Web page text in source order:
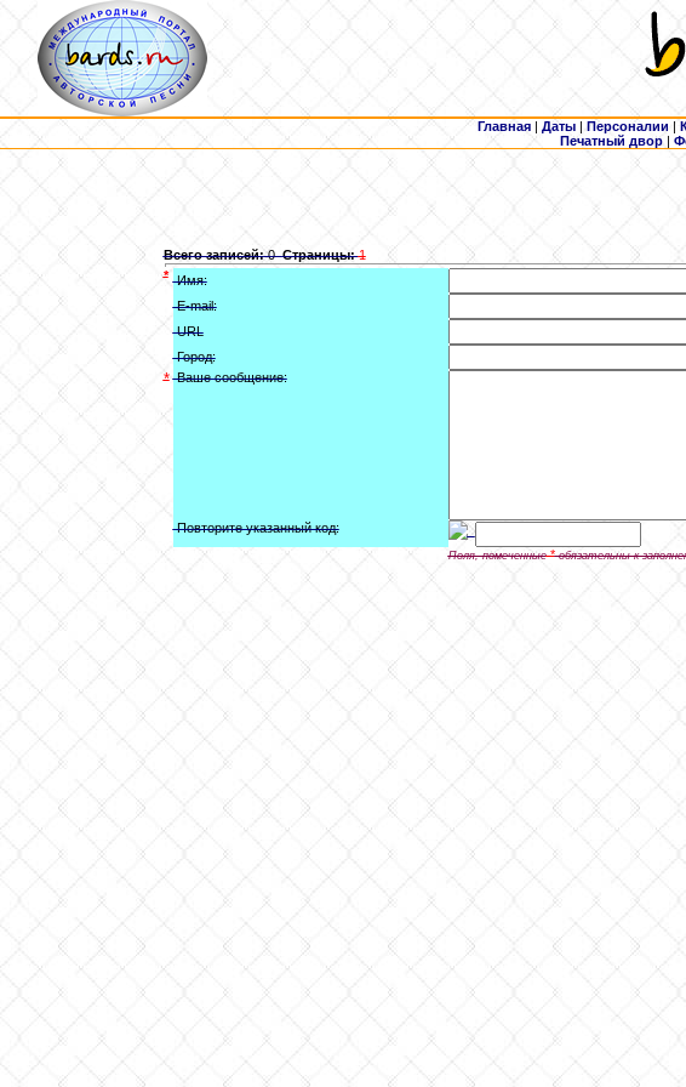
Главная | Даты | Персоналии |
Печатный двор |
Всего записей:0Страницы:1
* Имя:
E-mail:
URL
Город:
* Ваше сообщение:
Повторите указанный код:
Поля, помеченные*обязательны к